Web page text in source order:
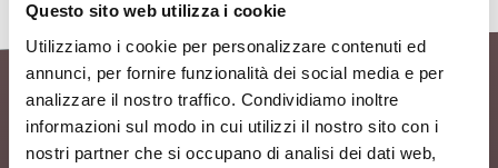
Questo sito web utilizza i cookie
Utilizziamo i cookie per personalizzare contenuti ed
annunci, per fornire funzionalità dei social media e per
analizzare il nostro traffico. Condividiamo inoltre
informazioni sul modo in cui utilizzi il nostro sito con i
nostri partner che si occupano di analisi dei dati web,
Scopri il programma di Books.
Leggermente NEXT